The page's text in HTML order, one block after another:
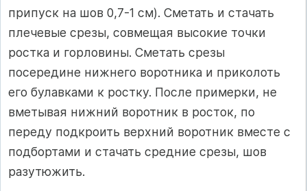
припуск на шов 0,7-1 см). Сметать и стачать
плечевые срезы, совмещая высокие точки
ростка и горловины. Сметать срезы
посередине нижнего воротника и приколоть
его булавками к ростку. После примерки, не
вметывая нижний воротник в росток, по
переду подкроить верхний воротник вместе с
подбортами и стачать средние срезы, шов
разутюжить.